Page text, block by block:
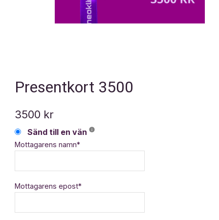
Presentkort 3500
3500 kr
Sänd till en vän
Mottagarens namn*
Mottagarens epost*